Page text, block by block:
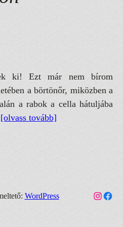
ki! Ezt már nem bírom
a börtönőr, miközben a
a rabok a cella hátuljába
[olvass tovább]
WordPress Link a Furcsa Dolgok Instagram fiókhoz